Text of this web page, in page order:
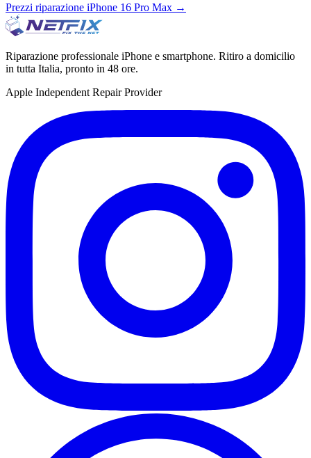
Prezzi riparazione iPhone 16 Pro Max →
Riparazione professionale iPhone e smartphone. Ritiro a domicilio
in tutta Italia, pronto in 48 ore.
Apple Independent Repair Provider